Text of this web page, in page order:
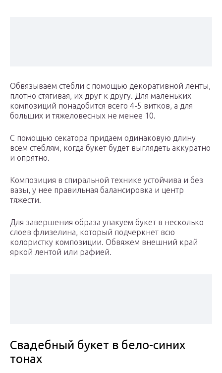
Обвязываем стебли с помощью декоративной ленты,
плотно стягивая, их друг к другу. Для маленьких
композиций понадобится всего 4-5 витков, а для
больших и тяжеловесных не менее 10.
С помощью секатора придаем одинаковую длину
всем стеблям, когда букет будет выглядеть аккуратно
и опрятно.
Композиция в спиральной технике устойчива и без
вазы, у нее правильная балансировка и центр
тяжести.
Для завершения образа упакуем букет в несколько
слоев флизелина, который подчеркнет всю
колористку композиции. Обвяжем внешний край
яркой лентой или рафией.
Свадебный букет в бело-синих
тонах